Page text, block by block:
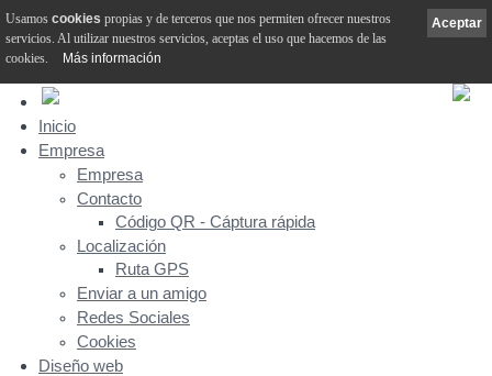
Inicio
Empresa
Empresa
Contacto
Código QR - Cáptura rápida
Localización
Ruta GPS
Enviar a un amigo
Redes Sociales
Cookies
Diseño web
Aceptar
Usamos cookies propias y de terceros que nos permiten ofrecer nuestros
servicios. Al utilizar nuestros servicios, aceptas el uso que hacemos de las
cookies.
Más información